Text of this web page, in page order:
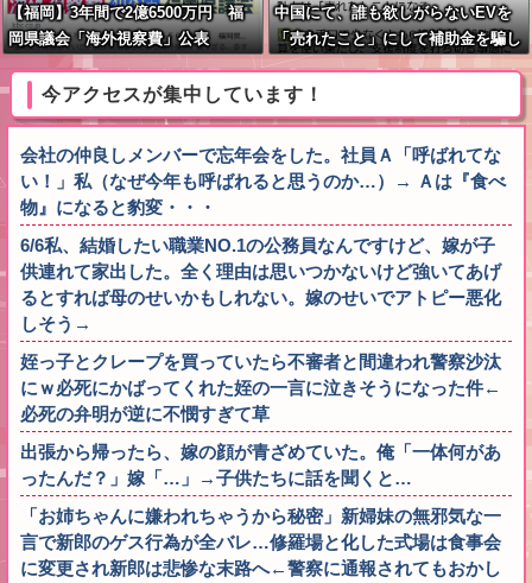
【福岡】3年間で2億6500万円 福
岡県議会「海外視察費」公表
中国にて、誰も欲しがらないEVを
「売れたこと」にして補助金を騙し
取る事案が横行。販売実績水増し
今アクセスが集中しています！
会社の仲良しメンバーで忘年会をした。社員Ａ「呼ばれてな
い！」私（なぜ今年も呼ばれると思うのか…）→ Ａは『食べ
物』になると豹変・・・
6/6私、結婚したい職業NO.1の公務員なんですけど、嫁が子
供連れて家出した。全く理由は思いつかないけど強いてあげ
るとすれば母のせいかもしれない。嫁のせいでアトピー悪化
しそう→
姪っ子とクレープを買っていたら不審者と間違われ警察沙汰
にｗ必死にかばってくれた姪の一言に泣きそうになった件←
必死の弁明が逆に不憫すぎて草
出張から帰ったら、嫁の顔が青ざめていた。俺「一体何があ
ったんだ？」嫁「…」→子供たちに話を聞くと…
「お姉ちゃんに嫌われちゃうから秘密」新婦妹の無邪気な一
言で新郎のゲス行為が全バレ…修羅場と化した式場は食事会
に変更され新郎は悲惨な末路へ←警察に通報されてもおかし